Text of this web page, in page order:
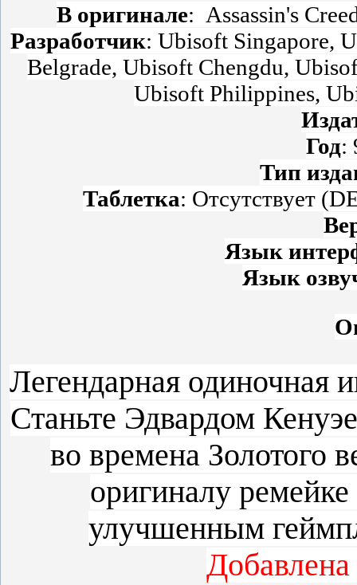
В оригинале: Assassin's
Разработчик: Ubisoft Singapore,
Belgrade, Ubisoft Chengdu,
Ubisoft Philippines,
Год:
Тип
Таблетка: Отсутствует
Язык
Язык
Легендарная одиночная
Станьте Эдвардом
во времена Золотого
оригиналу
улучшенным
Добавлена